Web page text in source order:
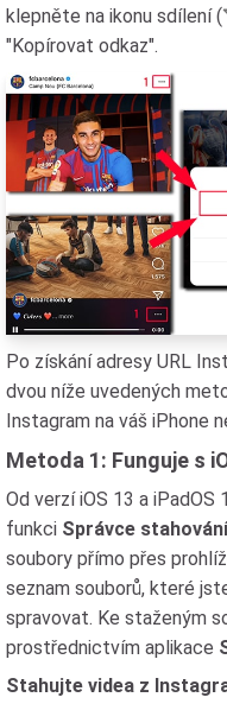
klepněte na ikonu sdílení (
"Kopírovat odkaz".
Po získání adresy URL
dvou níže uvedených
Instagram na váš iPhone
Metoda 1: Funguje s
Od verzí iOS 13 a iPadOS
funkci Správce stahování
soubory přímo přes
seznam souborů, které
spravovat. Ke staženým
prostřednictvím aplikace
Stahujte videa z